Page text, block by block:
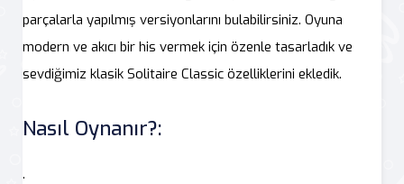
parçalarla yapılmış versiyonlarını bulabilirsiniz. Oyuna
modern ve akıcı bir his vermek için özenle tasarladık ve
sevdiğimiz klasik Solitaire Classic özelliklerini ekledik.
Nasıl Oynanır?:
.